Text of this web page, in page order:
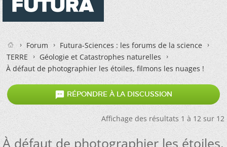
Forum
Futura-Sciences : les forums de la science
TERRE
Géologie et Catastrophes naturelles
À défaut de photographier les étoiles, filmons les nuages !
 RÉPONDRE À LA DISCUSSION
Affichage des résultats 1 à 12 sur 12
À défaut de photographier les étoiles,